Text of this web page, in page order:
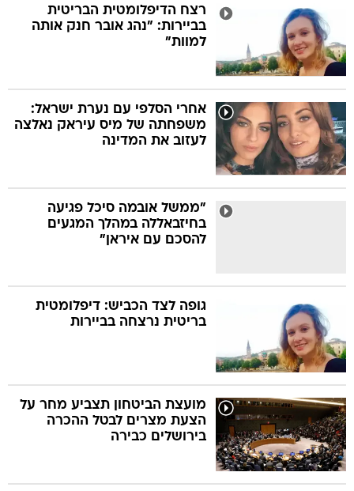
רצח הדיפלומטית הבריטית
בביירות: "נהג אובר חנק אותה
למוות"
אחרי הסלפי עם נערת ישראל:
משפחתה של מיס עיראק נאלצה
לעזוב את המדינה
"ממשל אובמה סיכל פגיעה
בחיזבאללה במהלך המגעים
להסכם עם איראן"
גופה לצד הכביש: דיפלומטית
בריטית נרצחה בביירות
מועצת הביטחון תצביע מחר על
הצעת מצרים לבטל ההכרה
בירושלים כבירה